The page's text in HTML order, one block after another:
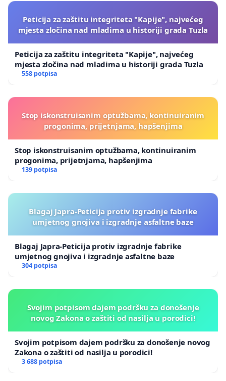
Peticija za zaštitu integriteta "Kapije", najvećeg
mjesta zločina nad mladima u historiji grada Tuzla
Peticija za zaštitu integriteta "Kapije", najvećeg
mjesta zločina nad mladima u historiji grada Tuzla
558 potpisa
Stop iskonstruisanim optužbama, kontinuiranim
progonima, prijetnjama, hapšenjima
Stop iskonstruisanim optužbama, kontinuiranim
progonima, prijetnjama, hapšenjima
139 potpisa
Blagaj Japra-Peticija protiv izgradnje fabrike
umjetnog gnojiva i izgradnje asfaltne baze
Blagaj Japra-Peticija protiv izgradnje fabrike
umjetnog gnojiva i izgradnje asfaltne baze
304 potpisa
Svojim potpisom dajem podršku za donošenje
novog Zakona o zaštiti od nasilja u porodici!
Svojim potpisom dajem podršku za donošenje novog
Zakona o zaštiti od nasilja u porodici!
3 688 potpisa